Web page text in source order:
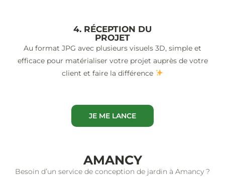
4. RÉCEPTION DU
PROJET
Au format JPG avec plusieurs visuels 3D, simple et
efficace pour matérialiser votre projet auprès de votre
client et faire la différence
JE ME LANCE
AMANCY
Besoin d’un service de conception de jardin à Amancy ?